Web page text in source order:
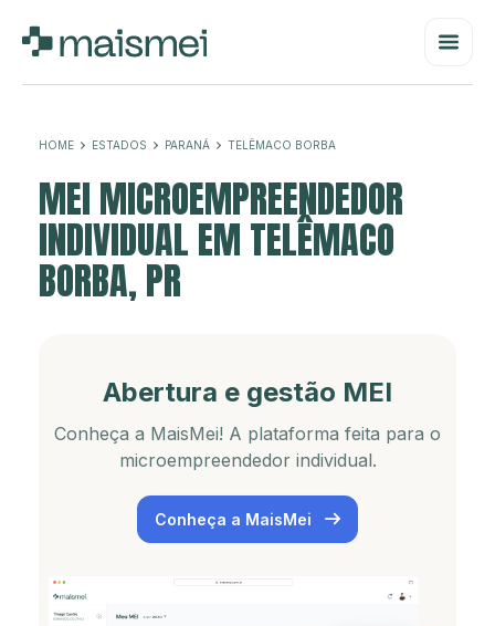
HOME ESTADOS PARANÁ TELÊMACO BORBA
MEI MICROEMPREENDEDOR
INDIVIDUAL EM TELÊMACO
BORBA, PR
Abertura e gestão MEI
Conheça a MaisMei! A plataforma feita para o
microempreendedor individual.
Conheça a MaisMei